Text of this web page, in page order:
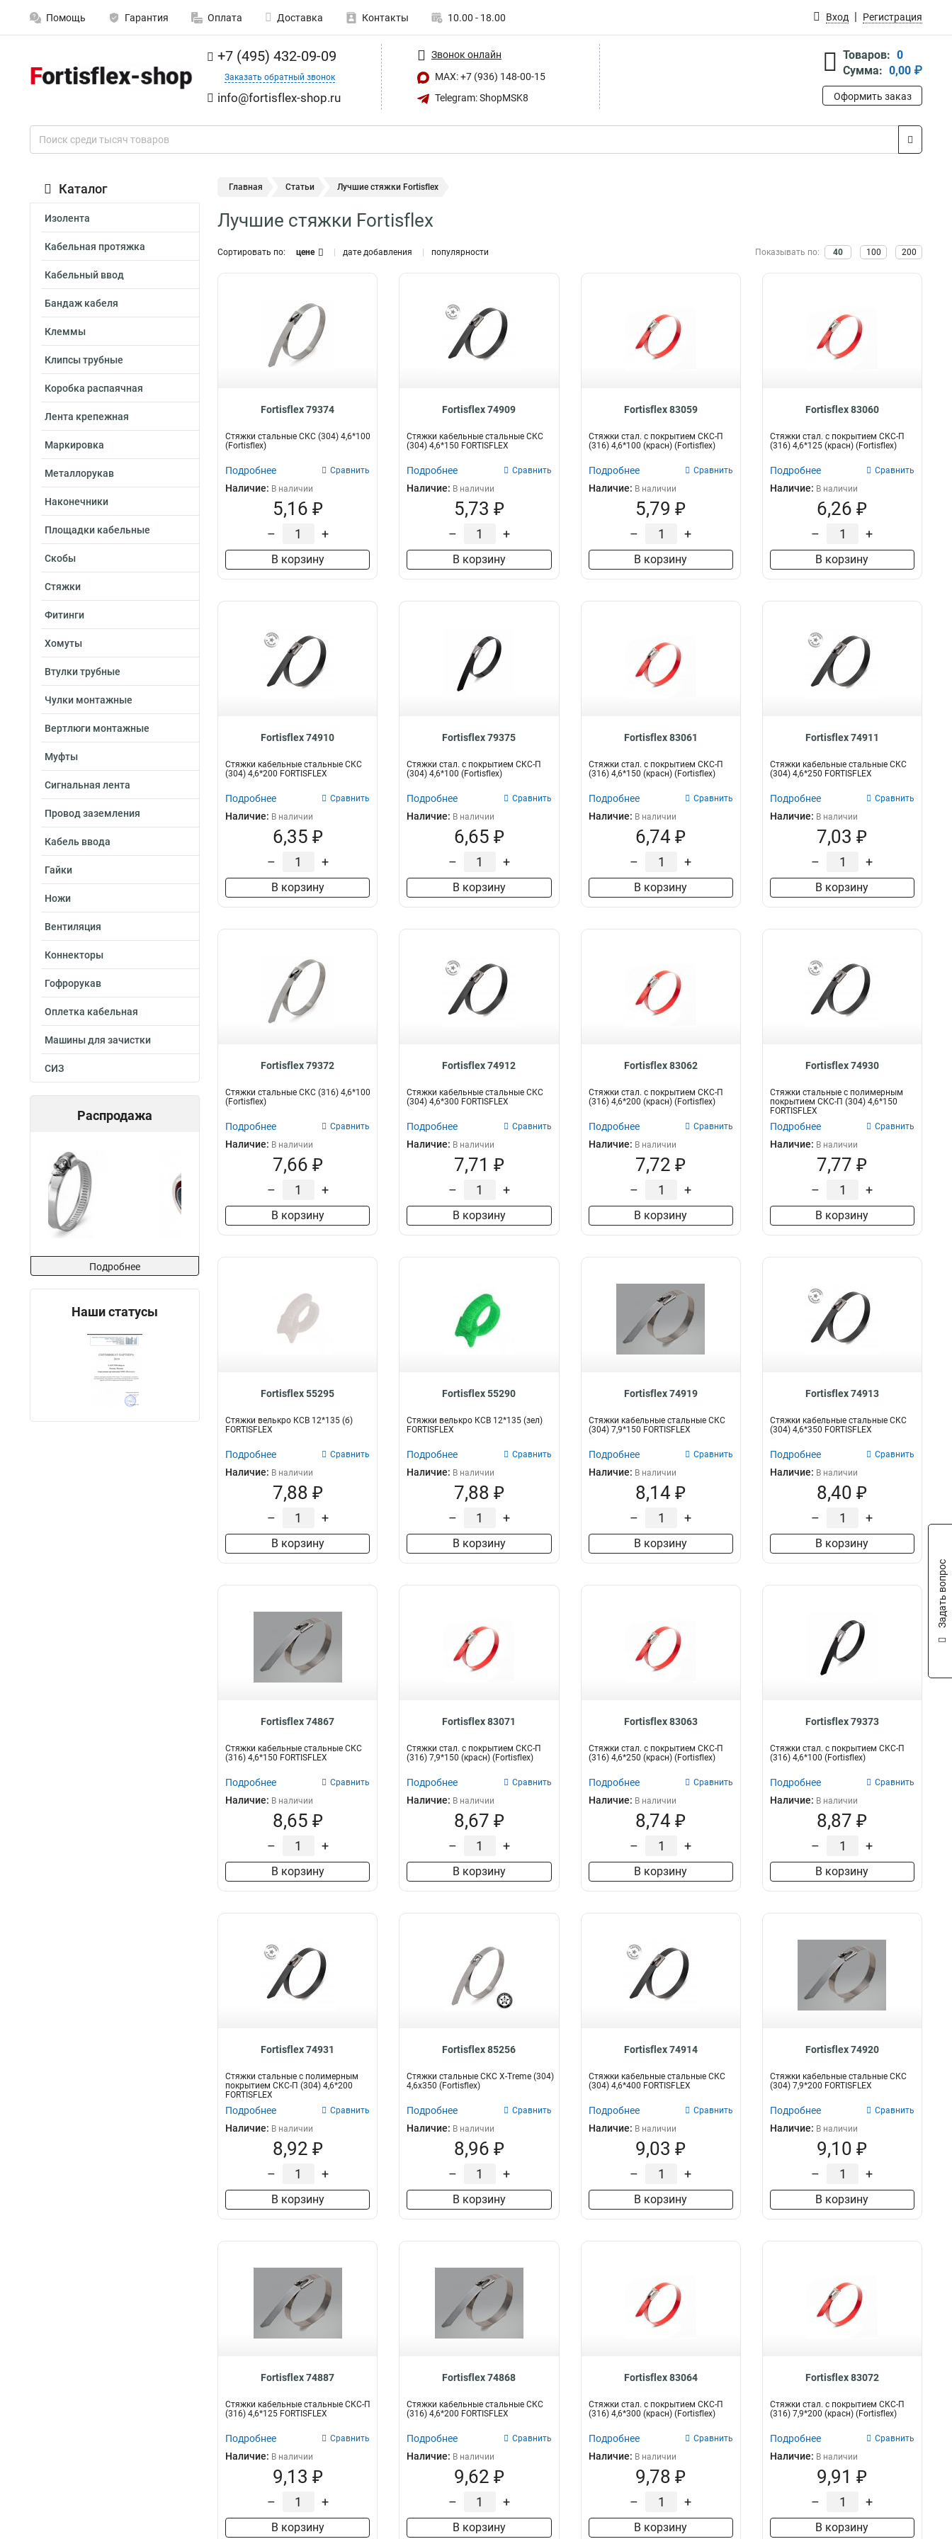
Помощь Гарантия Оплата Доставка Контакты 10.00 - 18.00 Вход Регистрация
+7 (495) 432-09-09
Заказать обратный звонок
info@fortisflex-shop.ru
Звонок онлайн
MAX: +7 (936) 148-00-15
Telegram: ShopMSK8
Товаров: 0
Сумма: 0,00 ₽
Оформить заказ
Каталог
Изолента
Кабельная протяжка
Кабельный ввод
Бандаж кабеля
Клеммы
Клипсы трубные
Коробка распаячная
Лента крепежная
Маркировка
Металлорукав
Наконечники
Площадки кабельные
Скобы
Стяжки
Фитинги
Хомуты
Втулки трубные
Чулки монтажные
Вертлюги монтажные
Муфты
Сигнальная лента
Провод заземления
Кабель ввода
Гайки
Ножи
Вентиляция
Коннекторы
Гофрорукав
Оплетка кабельная
Машины для зачистки
СИЗ
Распродажа
Подробнее
Наши статусы
Главная Статьи Лучшие стяжки Fortisflex
Лучшие стяжки Fortisflex
Сортировать по: цене дате добавления популярности Показывать по: 40 100 200
Fortisflex 79374
Стяжки стальные СКС (304) 4,6*100
(Fortisflex)
Подробнее Сравнить
Наличие: В наличии
5,16 ₽
– +
В корзину
Fortisflex 74909
Стяжки кабельные стальные СКС
(304) 4,6*150 FORTISFLEX
Подробнее Сравнить
Наличие: В наличии
5,73 ₽
– +
В корзину
Fortisflex 83059
Стяжки стал. с покрытием СКС-П
(316) 4,6*100 (красн) (Fortisflex)
Подробнее Сравнить
Наличие: В наличии
5,79 ₽
– +
В корзину
Fortisflex 83060
Стяжки стал. с покрытием СКС-П
(316) 4,6*125 (красн) (Fortisflex)
Подробнее Сравнить
Наличие: В наличии
6,26 ₽
– +
В корзину
Fortisflex 74910
Стяжки кабельные стальные СКС
(304) 4,6*200 FORTISFLEX
Подробнее Сравнить
Наличие: В наличии
6,35 ₽
– +
В корзину
Fortisflex 79375
Стяжки стал. с покрытием СКС-П
(304) 4,6*100 (Fortisflex)
Подробнее Сравнить
Наличие: В наличии
6,65 ₽
– +
В корзину
Fortisflex 83061
Стяжки стал. с покрытием СКС-П
(316) 4,6*150 (красн) (Fortisflex)
Подробнее Сравнить
Наличие: В наличии
6,74 ₽
– +
В корзину
Fortisflex 74911
Стяжки кабельные стальные СКС
(304) 4,6*250 FORTISFLEX
Подробнее Сравнить
Наличие: В наличии
7,03 ₽
– +
В корзину
Fortisflex 79372
Стяжки стальные СКС (316) 4,6*100
(Fortisflex)
Подробнее Сравнить
Наличие: В наличии
7,66 ₽
– +
В корзину
Fortisflex 74912
Стяжки кабельные стальные СКС
(304) 4,6*300 FORTISFLEX
Подробнее Сравнить
Наличие: В наличии
7,71 ₽
– +
В корзину
Fortisflex 83062
Стяжки стал. с покрытием СКС-П
(316) 4,6*200 (красн) (Fortisflex)
Подробнее Сравнить
Наличие: В наличии
7,72 ₽
– +
В корзину
Fortisflex 74930
Стяжки стальные с полимерным
покрытием СКС-П (304) 4,6*150
FORTISFLEX
Подробнее Сравнить
Наличие: В наличии
7,77 ₽
– +
В корзину
Fortisflex 55295
Стяжки велькро КСВ 12*135 (б)
FORTISFLEX
Подробнее Сравнить
Наличие: В наличии
7,88 ₽
– +
В корзину
Fortisflex 55290
Стяжки велькро КСВ 12*135 (зел)
FORTISFLEX
Подробнее Сравнить
Наличие: В наличии
7,88 ₽
– +
В корзину
Fortisflex 74919
Стяжки кабельные стальные СКС
(304) 7,9*150 FORTISFLEX
Подробнее Сравнить
Наличие: В наличии
8,14 ₽
– +
В корзину
Fortisflex 74913
Стяжки кабельные стальные СКС
(304) 4,6*350 FORTISFLEX
Подробнее Сравнить
Наличие: В наличии
8,40 ₽
– +
В корзину
Fortisflex 74867
Стяжки кабельные стальные СКС
(316) 4,6*150 FORTISFLEX
Подробнее Сравнить
Наличие: В наличии
8,65 ₽
– +
В корзину
Fortisflex 83071
Стяжки стал. с покрытием СКС-П
(316) 7,9*150 (красн) (Fortisflex)
Подробнее Сравнить
Наличие: В наличии
8,67 ₽
– +
В корзину
Fortisflex 83063
Стяжки стал. с покрытием СКС-П
(316) 4,6*250 (красн) (Fortisflex)
Подробнее Сравнить
Наличие: В наличии
8,74 ₽
– +
В корзину
Fortisflex 79373
Стяжки стал. с покрытием СКС-П
(316) 4,6*100 (Fortisflex)
Подробнее Сравнить
Наличие: В наличии
8,87 ₽
– +
В корзину
Fortisflex 74931
Стяжки стальные с полимерным
покрытием СКС-П (304) 4,6*200
FORTISFLEX
Подробнее Сравнить
Наличие: В наличии
8,92 ₽
– +
В корзину
Fortisflex 85256
Стяжки стальные СКС X-Treme (304)
4,6х350 (Fortisflex)
Подробнее Сравнить
Наличие: В наличии
8,96 ₽
– +
В корзину
Fortisflex 74914
Стяжки кабельные стальные СКС
(304) 4,6*400 FORTISFLEX
Подробнее Сравнить
Наличие: В наличии
9,03 ₽
– +
В корзину
Fortisflex 74920
Стяжки кабельные стальные СКС
(304) 7,9*200 FORTISFLEX
Подробнее Сравнить
Наличие: В наличии
9,10 ₽
– +
В корзину
Fortisflex 74887
Стяжки кабельные стальные СКС-П
(316) 4,6*125 FORTISFLEX
Подробнее Сравнить
Наличие: В наличии
9,13 ₽
– +
В корзину
Fortisflex 74868
Стяжки кабельные стальные СКС
(316) 4,6*200 FORTISFLEX
Подробнее Сравнить
Наличие: В наличии
9,62 ₽
– +
В корзину
Fortisflex 83064
Стяжки стал. с покрытием СКС-П
(316) 4,6*300 (красн) (Fortisflex)
Подробнее Сравнить
Наличие: В наличии
9,78 ₽
– +
В корзину
Fortisflex 83072
Стяжки стал. с покрытием СКС-П
(316) 7,9*200 (красн) (Fortisflex)
Подробнее Сравнить
Наличие: В наличии
9,91 ₽
– +
В корзину
Задать вопрос